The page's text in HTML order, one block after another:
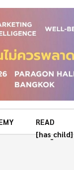
READ
[has_child]